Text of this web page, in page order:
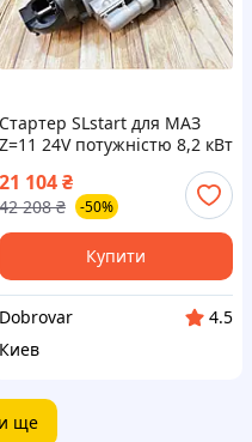
Стартер SLstart для МАЗ
Z=11 24V потужністю 8,2 кВт
надійного запуску двигуна
21 104₴
42 208 ₴ -50%
Купити
Dobrovar
4.5
Киев
ще